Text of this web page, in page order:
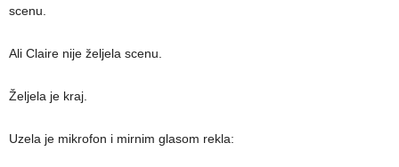
scenu.
Ali Claire nije željela scenu.
Željela je kraj.
Uzela je mikrofon i mirnim glasom rekla: